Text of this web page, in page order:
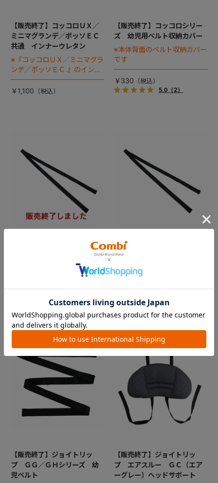
【販売終了】コッコロＵＸ／
ミニマグランデ／ポッソＥＣ
共通 インナーウレタン
※『コッコロＵＸ／ミニマグラ
ンデ／ポッソＥＣ 』のインナ
ークッションの座面に入れて
使用するウレタンです
￥1,100
【販売終了】コッコロシリー
ズ 幼児用ベルト収納カバー
※本体背面のベルト収納カバー
です
￥330
5.0（2）
【販売終了】ジョイトリップ
ＧＡシリーズ 幼児ベルト
【販売終了】ジョイトリップ
児ベルト
【販売終了】ジョイトリッ
プ ＧＧ／ＧＨシリーズ 幼
児ベルト
【販売終了】ジョイトリッ
プ エアスルー ＧＣ（エア
ーグレー）ヘッドサポート